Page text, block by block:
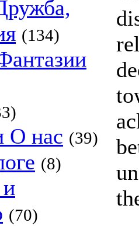
(134)
О нас (39)
(8)
(70)